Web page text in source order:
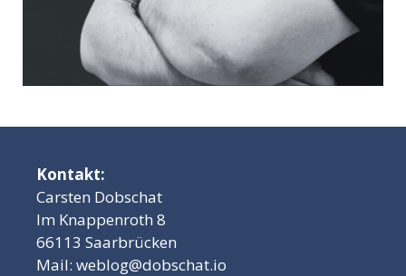
Kontakt:
Carsten Dobschat
Im Knappenroth 8
66113 Saarbrücken
Mail: weblog@dobschat.io